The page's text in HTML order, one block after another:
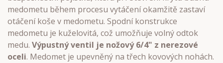
medometu během procesu vytáčení okamžitě zastaví
otáčení koše v medometu. Spodní konstrukce
medometu je kuželovitá, což umožňuje volný odtok
medu. Výpustný ventil je nožový 6/4" z nerezové
oceli. Medomet je upevněný na třech kovových nohách.